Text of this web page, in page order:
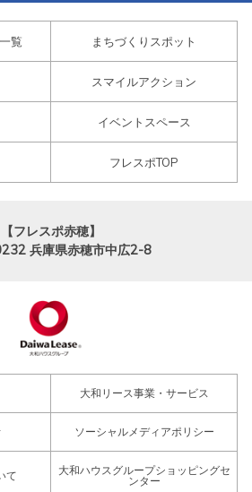
覧 まちづくりスポット
スマイルアクション
イベントスペース
フレスポTOP
【フレスポ赤穂】
兵庫県赤穂市中広2-8
大和リース事業・サービス
ソーシャルメディアポリシー
て
大和ハウスグループショッピングセ
ンター